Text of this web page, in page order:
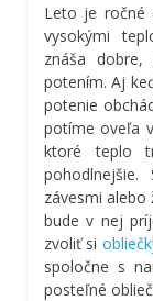
Leto je ročné
vysokými
znáša
potením. Aj
potenie
potíme oveľa
ktoré teplo
závesmi alebo
bude v nej
zvoliť si
spoločne s
posteľné